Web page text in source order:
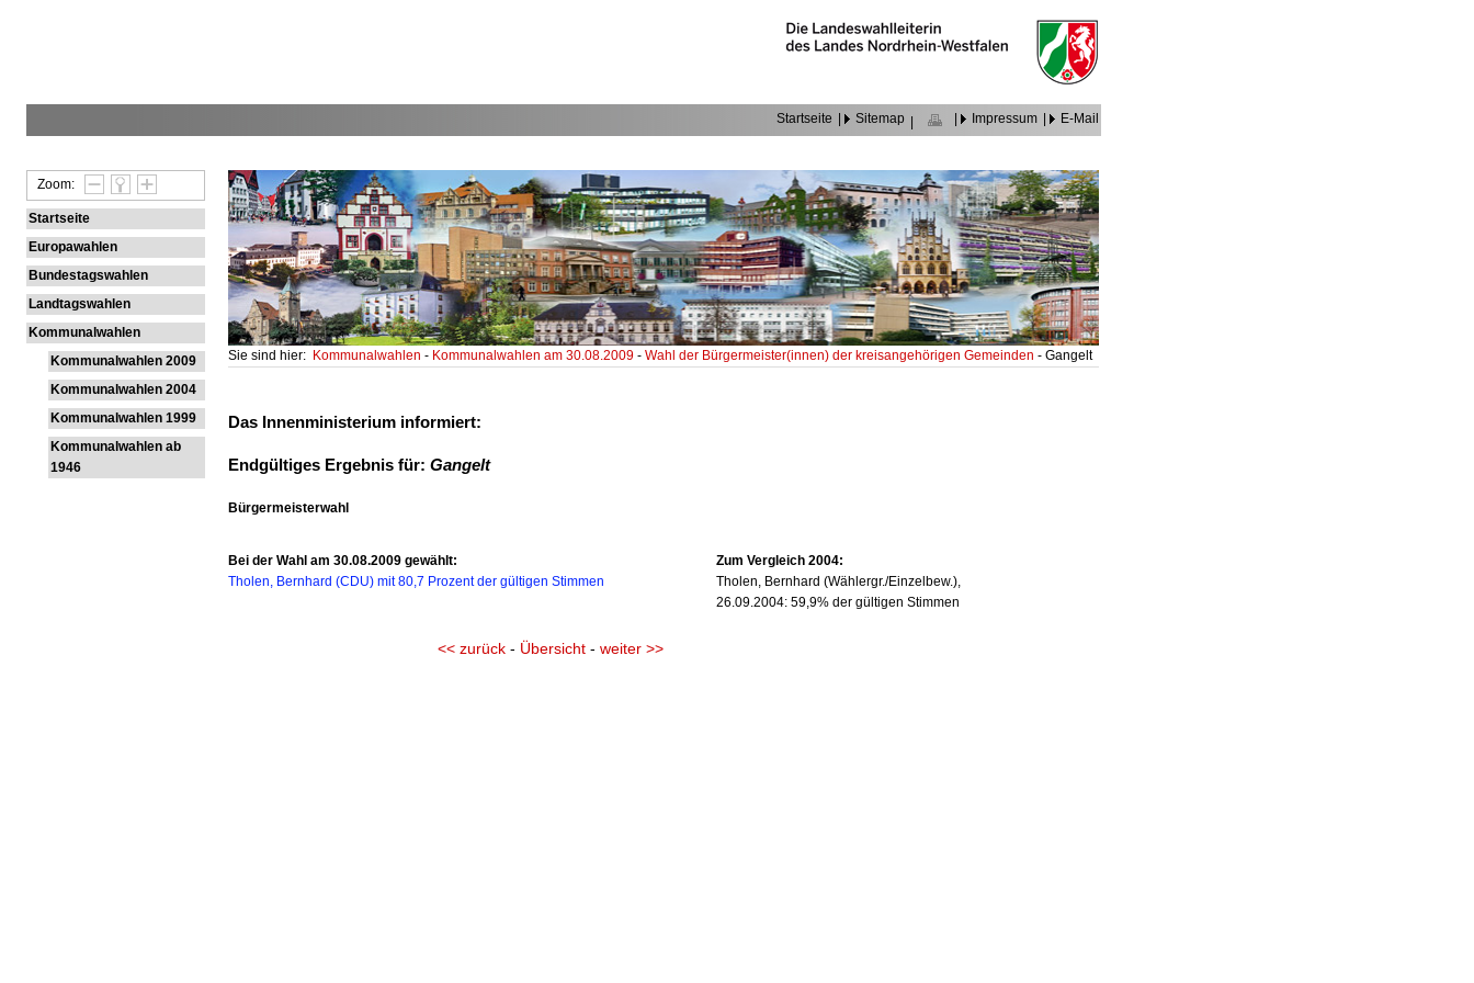
Startseite Sitemap Impressum E-Mail
Zoom:
Startseite
Europawahlen
Bundestagswahlen
Landtagswahlen
Kommunalwahlen
Kommunalwahlen 2009
Kommunalwahlen 2004
Kommunalwahlen 1999
Kommunalwahlen ab
1946
Sie sind hier: Kommunalwahlen- Kommunalwahlen am 30.08.2009-Wahl der Bürgermeister(innen) der kreisangehörigen Gemeinden- Gangelt
Das Innenministerium informiert:
Endgültiges Ergebnis für: Gangelt
Bürgermeisterwahl
Bei der Wahl am 30.08.2009 gewählt:
Tholen, Bernhard (CDU) mit 80,7 Prozent der gültigen Stimmen
Zum Vergleich 2004:
Tholen, Bernhard (Wählergr./Einzelbew.),
26.09.2004: 59,9% der gültigen Stimmen
<< zurück - Übersicht -weiter >>